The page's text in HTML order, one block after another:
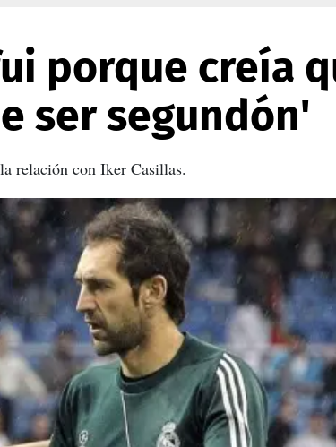
porque creía
ser segundón'
relación con Iker Casillas.